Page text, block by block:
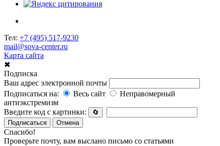
Тел: +7 (495) 517-9230
mail@sova-center.ru
Карта сайта
✖
Подписка
Ваш адрес электронной почты
Подписаться на:
Весь сайт
Неправомерный
антиэкстремизм
Введите код с картинки:
🔄
Подписаться
Отмена
Спасибо!
Проверьте почту, вам выслано письмо со статьями